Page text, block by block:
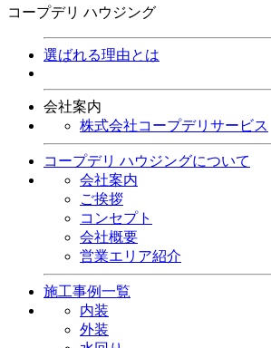
コープデリ ハウジング
選ばれる理由とは
会社案内
株式会社コープデリサービス
コープデリ ハウジングについて
会社案内
ご挨拶
コンセプト
会社概要
営業エリア紹介
施工事例一覧
内装
外装